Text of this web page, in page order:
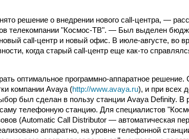
решение о внедрении нового call-центра, —
телекомпании "Космос-ТВ". — Был выделен
call-центр и новый офис. В июле-августе, во
когда старый call-центр еще как-то
оптимальное программно-аппаратное решение.
компании Avaya (http://www.avaya.ru), и при всех
был сделан в пользу станции Avaya Definity. В
телефонную станцию. Для специалистов
(Automatic Call Distributor — автоматическая
аппаратно, на уровне телефонной